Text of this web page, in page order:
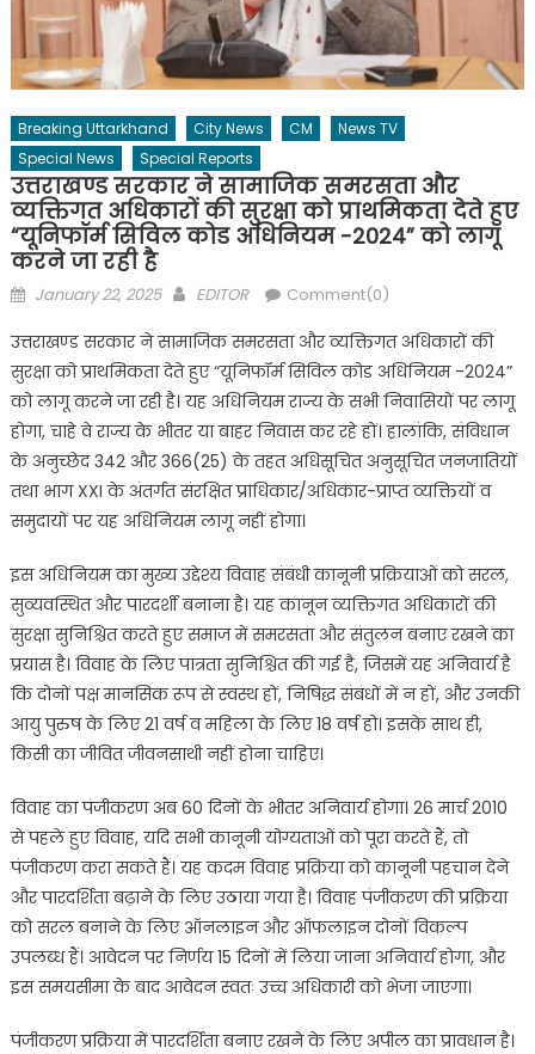
Breaking Uttarkhand City News CM
News TV
Special News
Special Reports
उत्तराखण्ड सरकार ने सामाजिक समरसता और
व्यक्तिगत अधिकारों की सुरक्षा को प्राथमिकता देते हुए
“यूनिफॉर्म सिविल कोड अधिनियम -2024” को लागू
करने जा रही है
Posted
January 22, 2025 Author
EDITOR Comment(0)
उत्तराखण्ड सरकार ने सामाजिक समरसता और व्यक्तिगत अधिकारों की
सुरक्षा को प्राथमिकता देते हुए “यूनिफॉर्म सिविल कोड अधिनियम -2024”
को लागू करने जा रही है। यह अधिनियम राज्य के सभी निवासियों पर लागू
होगा, चाहे वे राज्य के भीतर या बाहर निवास कर रहे हों। हालांकि, संविधान
के अनुच्छेद 342 और 366(25) के तहत अधिसूचित अनुसूचित जनजातियों
तथा भाग XXI के अंतर्गत संरक्षित प्राधिकार/अधिकार-प्राप्त व्यक्तियों व
समुदायों पर यह अधिनियम लागू नहीं होगा।
इस अधिनियम का मुख्य उद्देश्य विवाह संबंधी कानूनी प्रक्रियाओं को सरल,
सुव्यवस्थित और पारदर्शी बनाना है। यह कानून व्यक्तिगत अधिकारों की
सुरक्षा सुनिश्चित करते हुए समाज में समरसता और संतुलन बनाए रखने का
प्रयास है। विवाह के लिए पात्रता सुनिश्चित की गई है, जिसमें यह अनिवार्य है
कि दोनों पक्ष मानसिक रूप से स्वस्थ हों, निषिद्ध संबंधों में न हों, और उनकी
आयु पुरुष के लिए 21 वर्ष व महिला के लिए 18 वर्ष हो। इसके साथ ही,
किसी का जीवित जीवनसाथी नहीं होना चाहिए।
विवाह का पंजीकरण अब 60 दिनों के भीतर अनिवार्य होगा। 26 मार्च 2010
से पहले हुए विवाह, यदि सभी कानूनी योग्यताओं को पूरा करते हैं, तो
पंजीकरण करा सकते हैं। यह कदम विवाह प्रक्रिया को कानूनी पहचान देने
और पारदर्शिता बढ़ाने के लिए उठाया गया है। विवाह पंजीकरण की प्रक्रिया
को सरल बनाने के लिए ऑनलाइन और ऑफलाइन दोनों विकल्प
उपलब्ध हैं। आवेदन पर निर्णय 15 दिनों में लिया जाना अनिवार्य होगा, और
इस समयसीमा के बाद आवेदन स्वतः उच्च अधिकारी को भेजा जाएगा।
पंजीकरण प्रक्रिया में पारदर्शिता बनाए रखने के लिए अपील का प्रावधान है।